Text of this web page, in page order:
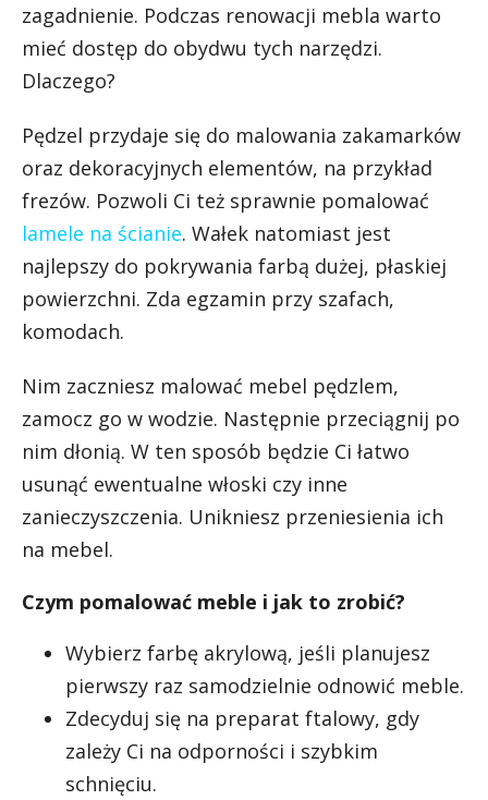
zagadnienie. Podczas renowacji mebla warto
mieć dostęp do obydwu tych narzędzi.
Dlaczego?
Pędzel przydaje się do malowania zakamarków
oraz dekoracyjnych elementów, na przykład
frezów. Pozwoli Ci też sprawnie pomalować
lamele na ścianie. Wałek natomiast jest
najlepszy do pokrywania farbą dużej, płaskiej
powierzchni. Zda egzamin przy szafach,
komodach.
Nim zaczniesz malować mebel pędzlem,
zamocz go w wodzie. Następnie przeciągnij po
nim dłonią. W ten sposób będzie Ci łatwo
usunąć ewentualne włoski czy inne
zanieczyszczenia. Unikniesz przeniesienia ich
na mebel.
Czym pomalować meble i jak to zrobić?
Wybierz farbę akrylową, jeśli planujesz
pierwszy raz samodzielnie odnowić meble.
Zdecyduj się na preparat ftalowy, gdy
zależy Ci na odporności i szybkim
schnięciu.